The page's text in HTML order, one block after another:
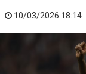
10/03/2026 18:14